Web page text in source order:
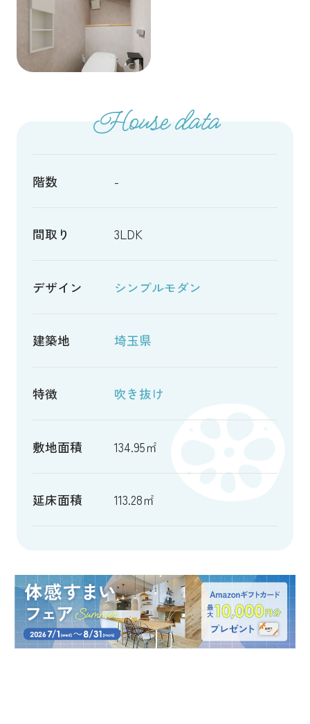
House data
階数 -
間取り 3LDK
デザイン シンプルモダン
建築地 埼玉県
特徴 吹き抜け
敷地面積 134.95㎡
延床面積 113.28㎡